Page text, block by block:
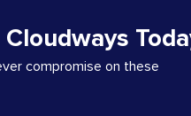
compromise on these